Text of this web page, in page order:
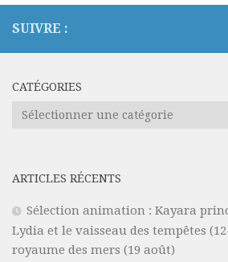
SUIVRE :
CATÉGORIES
Catégories
ARTICLES RÉCENTS
Sélection animation : Kayara
Lydia et le vaisseau des tempêtes
royaume des mers (19 août)